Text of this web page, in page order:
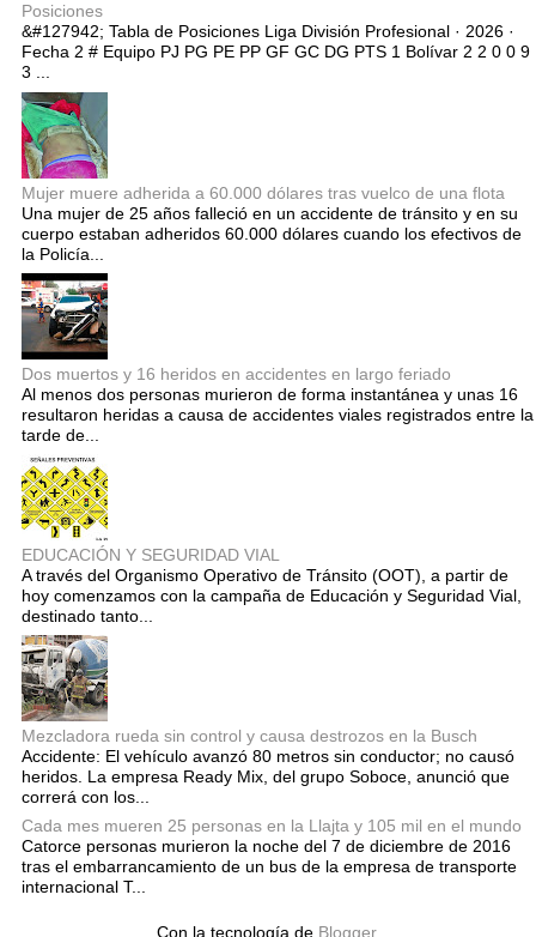
Posiciones
&#127942; Tabla de Posiciones Liga División Profesional · 2026 ·
Fecha 2 # Equipo PJ PG PE PP GF GC DG PTS 1 Bolívar 2 2 0 0 9
3 ...
Mujer muere adherida a 60.000 dólares tras vuelco de una flota
Una mujer de 25 años falleció en un accidente de tránsito y en su
cuerpo estaban adheridos 60.000 dólares cuando los efectivos de
la Policía...
Dos muertos y 16 heridos en accidentes en largo feriado
Al menos dos personas murieron de forma instantánea y unas 16
resultaron heridas a causa de accidentes viales registrados entre la
tarde de...
EDUCACIÓN Y SEGURIDAD VIAL
A través del Organismo Operativo de Tránsito (OOT), a partir de
hoy comenzamos con la campaña de Educación y Seguridad Vial,
destinado tanto...
Mezcladora rueda sin control y causa destrozos en la Busch
Accidente: El vehículo avanzó 80 metros sin conductor; no causó
heridos. La empresa Ready Mix, del grupo Soboce, anunció que
correrá con los...
Cada mes mueren 25 personas en la Llajta y 105 mil en el mundo
Catorce personas murieron la noche del 7 de diciembre de 2016
tras el embarrancamiento de un bus de la empresa de transporte
internacional T...
Con la tecnología de Blogger.